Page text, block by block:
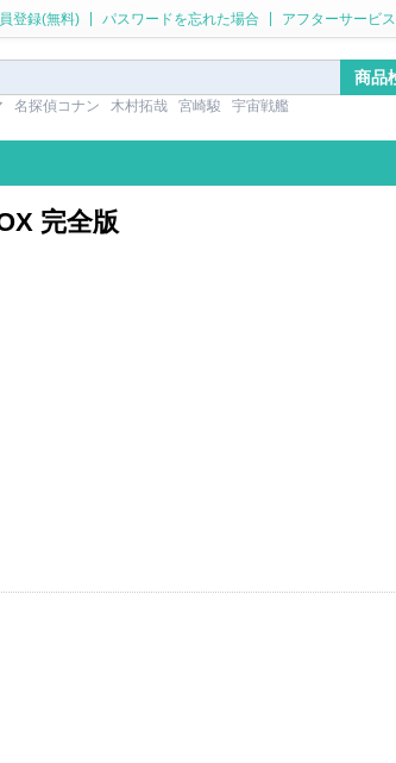
登録(無料) パスワードを忘れた場合 アフターサービス
名探偵コナン 木村拓哉 宮崎駿 宇宙戦艦
完全版